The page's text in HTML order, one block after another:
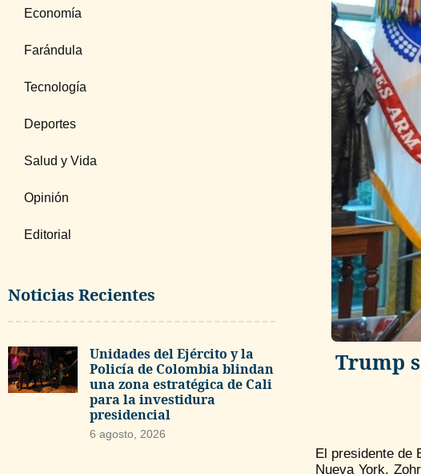
Economía
Farándula
Tecnología
Deportes
Salud y Vida
Opinión
Editorial
Noticias Recientes
Unidades del Ejército y la
Policía de Colombia blindan
una zona estratégica de Cali
para la investidura
presidencial
6 agosto, 2026
Trump
El presidente de
Nueva York,